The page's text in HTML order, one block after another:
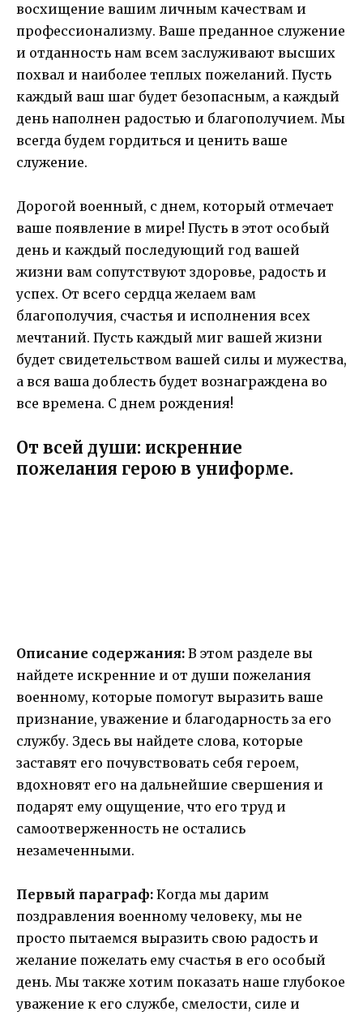
восхищение вашим личным качествам и
профессионализму. Ваше преданное служение
и отданность нам всем заслуживают высших
похвал и наиболее теплых пожеланий. Пусть
каждый ваш шаг будет безопасным, а каждый
день наполнен радостью и благополучием. Мы
всегда будем гордиться и ценить ваше
служение.
Дорогой военный, с днем, который отмечает
ваше появление в мире! Пусть в этот особый
день и каждый последующий год вашей
жизни вам сопутствуют здоровье, радость и
успех. От всего сердца желаем вам
благополучия, счастья и исполнения всех
мечтаний. Пусть каждый миг вашей жизни
будет свидетельством вашей силы и мужества,
а вся ваша доблесть будет вознаграждена во
все времена. С днем рождения!
От всей души: искренние
пожелания герою в униформе.
Описание содержания: В этом разделе вы
найдете искренние и от души пожелания
военному, которые помогут выразить ваше
признание, уважение и благодарность за его
службу. Здесь вы найдете слова, которые
заставят его почувствовать себя героем,
вдохновят его на дальнейшие свершения и
подарят ему ощущение, что его труд и
самоотверженность не остались
незамеченными.
Первый параграф: Когда мы дарим
поздравления военному человеку, мы не
просто пытаемся выразить свою радость и
желание пожелать ему счастья в его особый
день. Мы также хотим показать наше глубокое
уважение к его службе, смелости, силе и